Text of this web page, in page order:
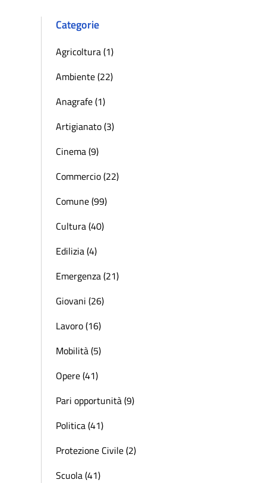
Categorie
Agricoltura (1)
Ambiente (22)
Anagrafe (1)
Artigianato (3)
Cinema (9)
Commercio (22)
Comune (99)
Cultura (40)
Edilizia (4)
Emergenza (21)
Giovani (26)
Lavoro (16)
Mobilità (5)
Opere (41)
Pari opportunità (9)
Politica (41)
Protezione Civile (2)
Scuola (41)